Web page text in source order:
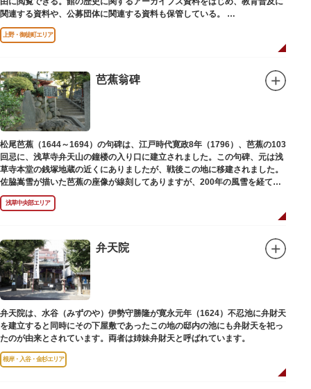
関連する資料や、公募団体に関連する資料も保管している。
（画像提供：東京都美術館）
上野・御徒町エリア
芭蕉翁碑
松尾芭蕉（1644～1694）の句碑は、江戸時代寛政8年（1796）、芭蕉の103
回忌に、浅草寺弁天山の鐘楼の入り口に建立されました。この句碑、元は浅
草寺本堂の銭塚地蔵の近くにありましたが、戦後この地に移建されました。
佐脇嵩雪が描いた芭蕉の座像が線刻してありますが、200年の風雪を経て、
碑石も欠損し、碑面の判読も困難となっています。
浅草中央部エリア
弁天院
弁天院は、水谷（みずのや）伊勢守勝隆が寛永元年（1624）不忍池に弁財天
を建立すると同時にその下屋敷であったこの地の邸内の池にも弁財天を祀っ
たのが由来とされています。両者は姉妹弁財天と呼ばれています。
根岸・入谷・金杉エリア